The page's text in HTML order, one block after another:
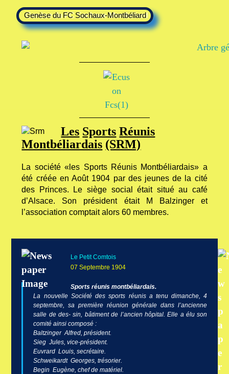
Genèse du FC Sochaux-Montbéliard
Les Sports Réunis
Montbéliardais (SRM)
La société «les Sports Réunis Montbéliardais» a
été créée en Août 1904 par des jeunes de la cité
des Princes. Le siège social était situé au café
d’Alsace. Son président était M Balzinger et
l’association comptait alors 60 membres.
Le Petit Comtois
07 Septembre 1904
Sports réunis montbéliardais.
La nouvelle Société des sports réunis a tenu dimanche, 4
septembre, sa première réunion générale dans l’ancienne
salle de des- sin, bâtiment de l’ancien hôpital. Elle a élu son
comité ainsi composé :
Baltzinger Alfred, président.
Sieg Jules, vice-président.
Euvrard Louis, secrétaire.
Schweikardt Georges, trésorier.
Begin Eugène, chef de matériel.